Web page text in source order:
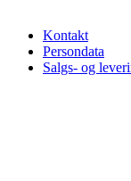
Kontakt
Persondata
Salgs- og